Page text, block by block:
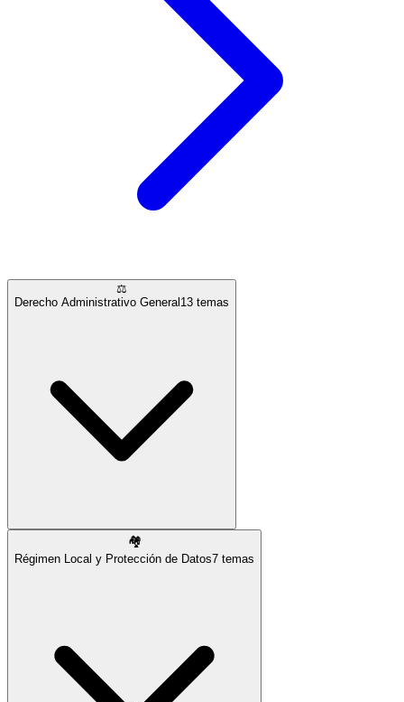
⚖️
Derecho Administrativo General 13 temas
🏘️
Régimen Local y Protección de Datos7 temas